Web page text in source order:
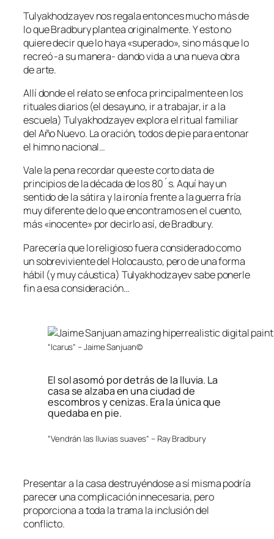
Tulyakhodzayev nos regala entonces mucho más de
lo que Bradbury plantea originalmente. Y esto no
quiere decir que lo haya «superado», sino más que lo
recreó -a su manera- dando vida a una nueva obra
de arte.
Allí donde el relato se enfoca principalmente en los
rituales diarios (el desayuno, ir a trabajar, ir a la
escuela) Tulyakhodzayev explora el ritual familiar
del Año Nuevo. La oración, todos de pie para entonar
el himno nacional…
Vale la pena recordar que este corto data de
principios de la década de los 80´s. Aquí hay un
sentido de la sátira y la ironía frente a la guerra fría
muy diferente de lo que encontramos en el cuento,
más «inocente» por decirlo así, de Bradbury.
Parecería que lo religioso fuera considerado como
un sobreviviente del Holocausto, pero de una forma
hábil (y muy cáustica) Tulyakhodzayev sabe ponerle
fin a esa consideración…
“Icarus” – Jaime Sanjuan©
El sol asomó por detrás de la lluvia. La
casa se alzaba en una ciudad de
escombros y cenizas. Era la única que
quedaba en pie.
“Vendrán las lluvias suaves” – Ray Bradbury
Presentar a la casa destruyéndose a sí misma podría
parecer una complicación innecesaria, pero
proporciona a toda la trama la inclusión del
conflicto.